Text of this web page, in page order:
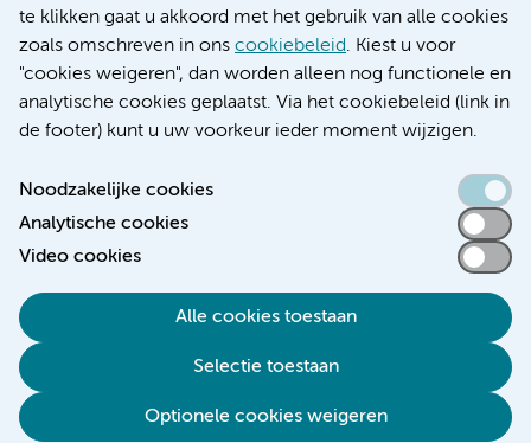
te klikken gaat u akkoord met het gebruik van alle cookies
zoals omschreven in ons cookiebeleid. Kiest u voor
"cookies weigeren", dan worden alleen nog functionele en
analytische cookies geplaatst. Via het cookiebeleid (link in
de footer) kunt u uw voorkeur ieder moment wijzigen.
Noodzakelijke cookies
Analytische cookies
Video cookies
Alle cookies toestaan
Selectie toestaan
Optionele cookies weigeren
Verwijzen & diagnostiek
Toegankelijkheidsverklaring
Responsible disclosure